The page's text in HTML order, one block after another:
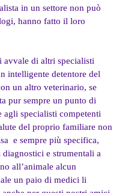
in un settore non può
hanno fatto il loro
avvale di altri specialisti
intelligente detentore del
un altro veterinario, se
pur sempre un punto di
agli specialisti competenti
del proprio familiare non
e sempre più specifica,
e strumentali a
all’animale alcun
un paio di medici li